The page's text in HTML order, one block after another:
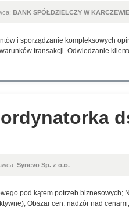
BANK SPÓŁDZIELCZY W KARCZEWIE
i sporządzanie kompleksowych
transakcji. Odwiedzanie
Synevo Sp. z o.o.
pod kątem potrzeb biznesowych;
Obszar cen: nadzór nad